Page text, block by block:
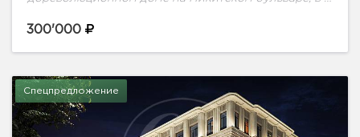
сделанный ремонт. Планировка: Гостиная, две
300'000
Спецпредложение